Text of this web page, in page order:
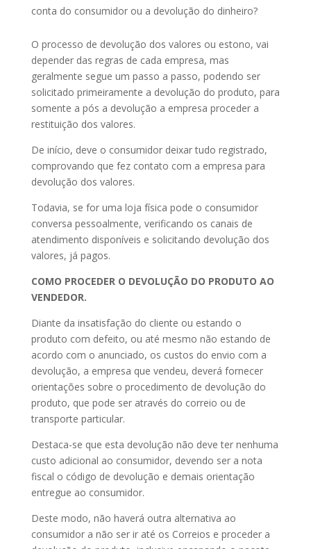
conta do consumidor ou a devolução do dinheiro?
O processo de devolução dos valores ou estono, vai
depender das regras de cada empresa, mas
geralmente segue um passo a passo, podendo ser
solicitado primeiramente a devolução do produto, para
somente a pós a devolução a empresa proceder a
restituição dos valores.
De início, deve o consumidor deixar tudo registrado,
comprovando que fez contato com a empresa para
devolução dos valores.
Todavia, se for uma loja física pode o consumidor
conversa pessoalmente, verificando os canais de
atendimento disponíveis e solicitando devolução dos
valores, já pagos.
COMO PROCEDER O DEVOLUÇÃO DO PRODUTO AO
VENDEDOR.
Diante da insatisfação do cliente ou estando o
produto com defeito, ou até mesmo não estando de
acordo com o anunciado, os custos do envio com a
devolução, a empresa que vendeu, deverá fornecer
orientações sobre o procedimento de devolução do
produto, que pode ser através do correio ou de
transporte particular.
Destaca-se que esta devolução não deve ter nenhuma
custo adicional ao consumidor, devendo ser a nota
fiscal o código de devolução e demais orientação
entregue ao consumidor.
Deste modo, não haverá outra alternativa ao
consumidor a não ser ir até os Correios e proceder a